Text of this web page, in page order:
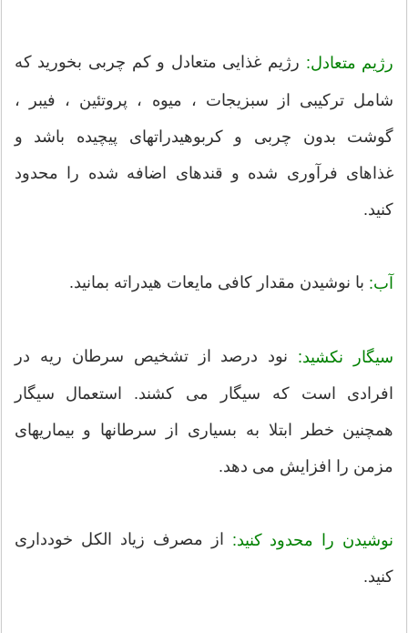
رژیم متعادل: رژیم غذایی متعادل و کم چربی بخورید که
شامل ترکیبی از سبزیجات ، میوه ، پروتئین ، فیبر ،
گوشت بدون چربی و کربوهیدراتهای پیچیده باشد و
غذاهای فرآوری شده و قندهای اضافه شده را محدود
کنید.
آب: با نوشیدن مقدار کافی مایعات هیدراته بمانید.
سیگار نکشید: نود درصد از تشخیص سرطان ریه در
افرادی است که سیگار می کشند. استعمال سیگار
همچنین خطر ابتلا به بسیاری از سرطانها و بیماریهای
مزمن را افزایش می دهد.
نوشیدن را محدود کنید: از مصرف زیاد الکل خودداری
کنید.